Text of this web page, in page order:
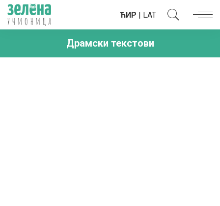
ЋИР | LAT
Драмски текстови